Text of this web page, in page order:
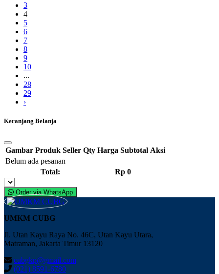
3
4
5
6
7
8
9
10
...
28
29
›
Keranjang Belanja
Gambar Produk Seller Qty Harga Subtotal Aksi
Belum ada pesanan
Total:
Rp 0
Order via WhatsApp
UMKM CUBG
Jl. Utan Kayu Raya No. 46C, Utan Kayu Utara,
Matraman, Jakarta Timur 13120
cubgkp@gmail.com
(021) 8591-6780